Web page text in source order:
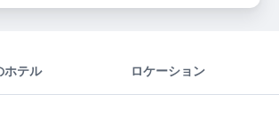
ホテル ロケーション